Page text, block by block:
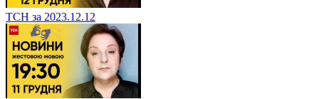
ТСН за 2023.12.12